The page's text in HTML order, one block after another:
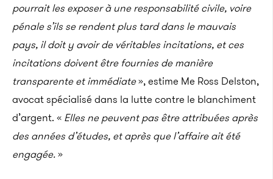
pourrait les exposer à une responsabilité civile, voire
pénale s’ils se rendent plus tard dans le mauvais
pays, il doit y avoir de véritables incitations, et ces
incitations doivent être fournies de manière
transparente et immédiate», estime Me Ross Delston,
avocat spécialisé dans la lutte contre le blanchiment
d’argent. « Elles ne peuvent pas être attribuées après
des années d’études, et après que l’affaire ait été
engagée.»